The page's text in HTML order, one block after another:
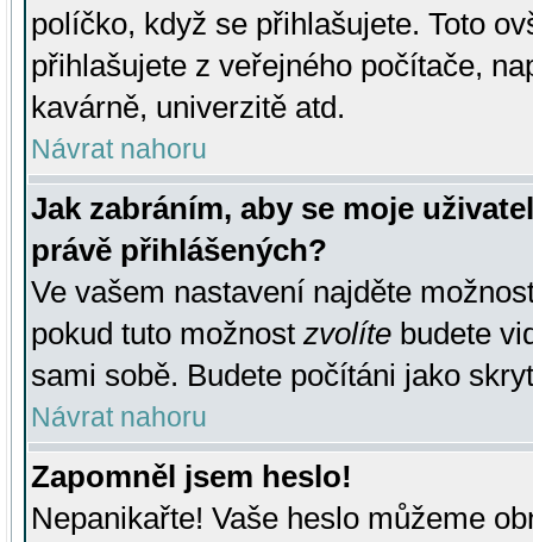
políčko, když se přihlašujete. Toto
přihlašujete z veřejného počítače,
kavárně, univerzitě atd.
Návrat nahoru
Jak zabráním, aby se moje
právě přihlášených?
Ve vašem nastavení najděte
pokud tuto možnost zvolíte budete
sami sobě. Budete počítáni jako
Návrat nahoru
Zapomněl jsem heslo!
Nepanikařte! Vaše heslo můžeme